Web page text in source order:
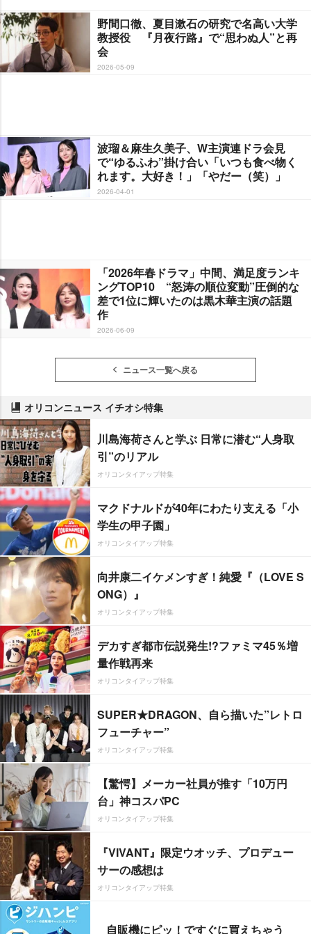
野間口徹、夏目漱石の研究で名高い大学
教授役 『月夜行路』で“思わぬ人”と再
会
2026-05-09
波瑠＆麻生久美子、W主演連ドラ会見
で“ゆるふわ”掛け合い「いつも食べ物く
れます。大好き！」「やだー（笑）」
2026-04-01
「2026年春ドラマ」中間、満足度ランキ
ングTOP10 “怒涛の順位変動”圧倒的な
差で1位に輝いたのは黒木華主演の話題
作
2026-06-09
ニュース一覧へ戻る
オリコンニュース イチオシ特集
川島海荷さんと学ぶ 日常に潜む“人身取
引”のリアル
オリコンタイアップ特集
マクドナルドが40年にわたり支える「小
学生の甲子園」
オリコンタイアップ特集
向井康二イケメンすぎ！純愛『（LOVE S
ONG）』
オリコンタイアップ特集
デカすぎ都市伝説発生!?ファミマ45％増
量作戦再来
オリコンタイアップ特集
SUPER★DRAGON、自ら描いた”レトロ
フューチャー”
オリコンタイアップ特集
【驚愕】メーカー社員が推す「10万円
台」神コスパPC
オリコンタイアップ特集
『VIVANT』限定ウオッチ、プロデュー
サーの感想は
オリコンタイアップ特集
自販機にピッ！ですぐに買えちゃう